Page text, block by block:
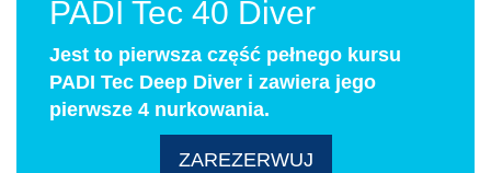
PADI Tec 40 Diver
Jest to pierwsza część pełnego kursu
PADI Tec Deep Diver i zawiera jego
pierwsze 4 nurkowania.
ZAREZERWUJ